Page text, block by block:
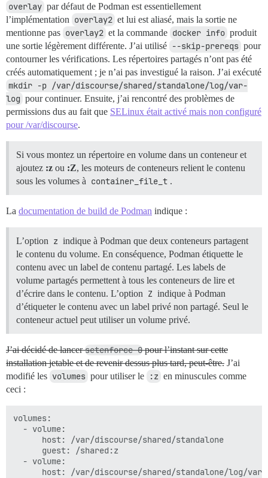
overlay par défaut de Podman est essentiellement
l’implémentation overlay2 et lui est aliasé, mais la sortie ne
mentionne pas overlay2 et la commande docker info produit
une sortie légèrement différente. J’ai utilisé --skip-prereqs pour
contourner les vérifications. Les répertoires partagés n’ont pas été
créés automatiquement ; je n’ai pas investigué la raison. J’ai exécuté
mkdir -p /var/discourse/shared/standalone/log/var-
log pour continuer. Ensuite, j’ai rencontré des problèmes de
permissions dus au fait que SELinux était activé mais non configuré
pour /var/discourse.
Si vous montez un répertoire en volume dans un conteneur et
ajoutez :z ou :Z, les moteurs de conteneurs relient le contenu
sous les volumes à container_file_t .
La documentation de build de Podman indique :
L’option z indique à Podman que deux conteneurs partagent
le contenu du volume. En conséquence, Podman étiquette le
contenu avec un label de contenu partagé. Les labels de
volume partagés permettent à tous les conteneurs de lire et
d’écrire dans le contenu. L’option Z indique à Podman
d’étiqueter le contenu avec un label privé non partagé. Seul le
conteneur actuel peut utiliser un volume privé.
J’ai décidé de lancersetenforce 0pour l’instant sur cette
installation jetable et de revenir dessus plus tard, peut-être. J’ai
modifié les volumes pour utiliser le :z en minuscules comme
ceci :
volumes:
  - volume:
      host: /var/discourse/shared/standalone
      guest: /shared:z
  - volume:
host: /var/discourse/shared/standalone/log/